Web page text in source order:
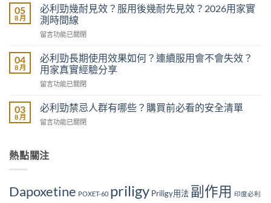
嗎？
2026
前
睇
肝
腎
分
析
貨
購
議〉
利
勁
療
程
幾
耐？
2026
療
費
用
買
完
南〉
05
8 月
必利勁幾耐見效？服用後幾耐先見效？2026用家實
測時間線
在
利
勁
幾
耐
效？
用
耐
效？
2026
留言功能已關閉
04
8 月
必利勁長期使用效果如何？連續服用會不會失效？
用家真實經驗分享
在
利
勁
長
用
何？
留言功能已關閉
03
8 月
必利勁禁忌人群有哪些？購買前必看的安全清單
在
勁
禁
群
留言功能已關閉
熱點關注
Dapoxetine POXET-60 priligy Priligy用法 副作用 印度必利